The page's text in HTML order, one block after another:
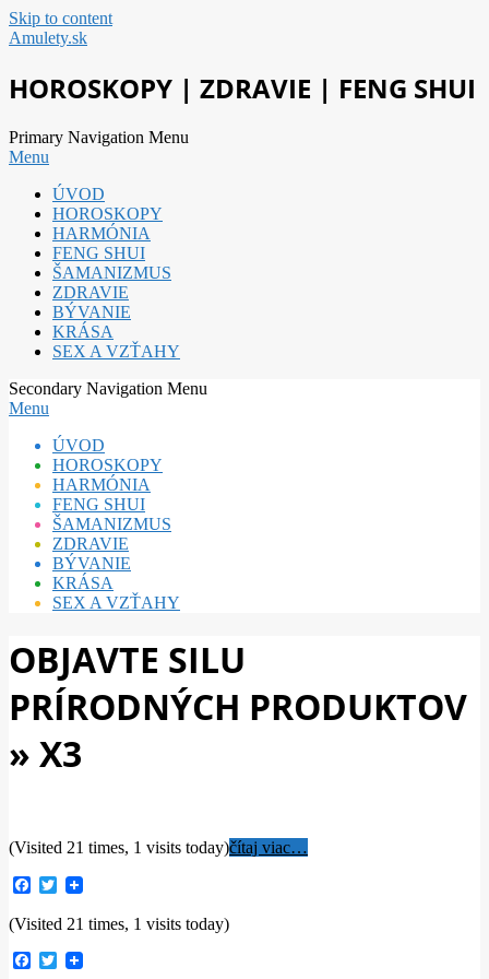
Skip to content
Amulety.sk
HOROSKOPY | ZDRAVIE | FENG SHUI
Primary Navigation Menu
Menu
ÚVOD
HOROSKOPY
HARMÓNIA
FENG SHUI
ŠAMANIZMUS
ZDRAVIE
BÝVANIE
KRÁSA
SEX A VZŤAHY
Secondary Navigation Menu
Menu
ÚVOD
HOROSKOPY
HARMÓNIA
FENG SHUI
ŠAMANIZMUS
ZDRAVIE
BÝVANIE
KRÁSA
SEX A VZŤAHY
OBJAVTE SILU
PRÍRODNÝCH PRODUKTOV
» X3
(Visited 21 times, 1 visits today)čítaj viac…
Facebook
Twitter
(Visited 21 times, 1 visits today)
Facebook
Twitter